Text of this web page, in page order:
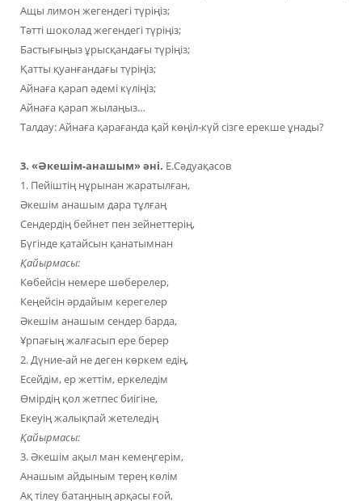
Ащы лимон жегендегі түріңіз;
Тәтті шоколад жегендегі түріңіз;
Бастығыңыз ұрысқандағы түріңіз;
Қатты қуанғандағы түріңіз;
Айнаға қарап әдемі күліңіз;
Айнаға қарап жылаңыз…
Талдау: Айнаға қарағанда қай көңіл-күй сізге ерекше ұнады?
3. «Әкешім-анашым» әні. Е.Сәдуақасов
1. Пейіштің нұрынан жаратылған,
Әкешім анашым дара тұлғаң
Сендердің бейнет пен зейнеттерің,
Бүгінде қатайсын қанатымнан
Қайырмасы:
Көбейсін немере шөберелер,
Кеңейсін әрдайым керегелер
Әкешім анашым сендер барда,
Ұрпағың жалғасып ере берер
2. Дүние-ай не деген көркем едің,
Есейдім, ер жеттім, еркеледім
Өмірдің қол жетпес биігіне,
Екеуің жалықпай жетеледің
Қайырмасы:
3. Әкешім ақыл ман кемеңгерім,
Анашым айдыным терең көлім
Ақ тілеу батаңның арқасы ғой,